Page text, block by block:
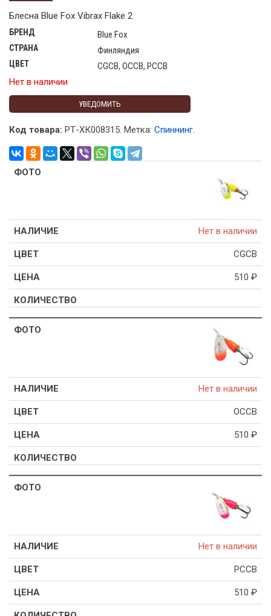
Блесна Blue Fox Vibrax Flake 2
БРЕНД Blue Fox
СТРАНА Финляндия
ЦВЕТ
CGCB, OCCB, PCCB
Нет в наличии
УВЕДОМИТЬ
Код товара: РТ-ХК008315. Метка: Спиннинг.
Нет в наличии
CGCB
510 ₽
Нет в наличии
OCCB
510 ₽
Нет в наличии
PCCB
510 ₽